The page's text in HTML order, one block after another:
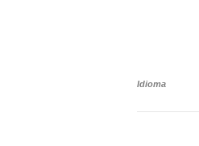
Idioma